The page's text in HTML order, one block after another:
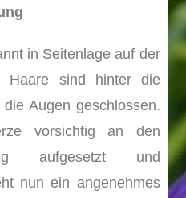
in Seitenlage auf der
Haare sind hinter die
Augen geschlossen.
vorsichtig an den
aufgesetzt und
nun ein angenehmes